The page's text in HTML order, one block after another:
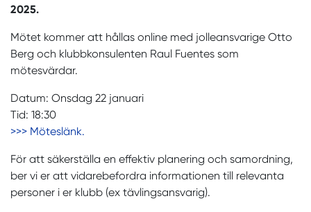
2025.
Mötet kommer att hållas online med jolleansvarige Otto
Berg och klubbkonsulenten Raul Fuentes som
mötesvärdar.
Datum: Onsdag 22 januari
Tid: 18:30
>>> Möteslänk.
För att säkerställa en effektiv planering och samordning,
ber vi er att vidarebefordra informationen till relevanta
personer i er klubb (ex tävlingsansvarig).